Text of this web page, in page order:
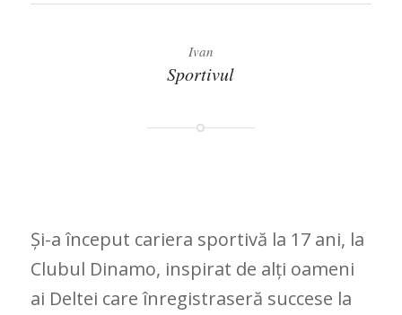
Ivan
Sportivul
Și-a început cariera sportivă la 17 ani, la
Clubul Dinamo, inspirat de alți oameni
ai Deltei care înregistraseră succese la